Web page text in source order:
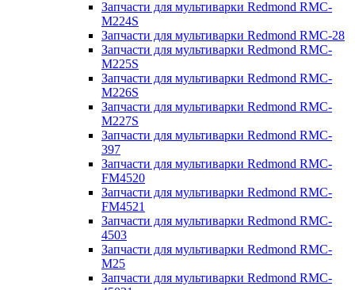
Запчасти для мультиварки Redmond RMC-
M224S
Запчасти для мультиварки Redmond RMC-28
Запчасти для мультиварки Redmond RMC-
M225S
Запчасти для мультиварки Redmond RMC-
M226S
Запчасти для мультиварки Redmond RMC-
M227S
Запчасти для мультиварки Redmond RMC-
397
Запчасти для мультиварки Redmond RMC-
FM4520
Запчасти для мультиварки Redmond RMC-
FM4521
Запчасти для мультиварки Redmond RMC-
4503
Запчасти для мультиварки Redmond RMC-
M25
Запчасти для мультиварки Redmond RMC-